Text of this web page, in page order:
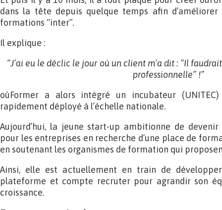
dans la tête depuis quelque temps afin
formations “inter”.
Il explique :
“J’ai eu le déclic le jour où un client m’a dit : “Il
professionnelle” !”
oùFormer a alors intégré un incubateur
rapidement déployé à l’échelle nationale.
Aujourd’hui, la jeune start-up ambitionne de
pour les entreprises en recherche d’une place de
en soutenant les organismes de formation qui
Ainsi, elle est actuellement en train de
plateforme et compte recruter pour agrandir son
croissance.